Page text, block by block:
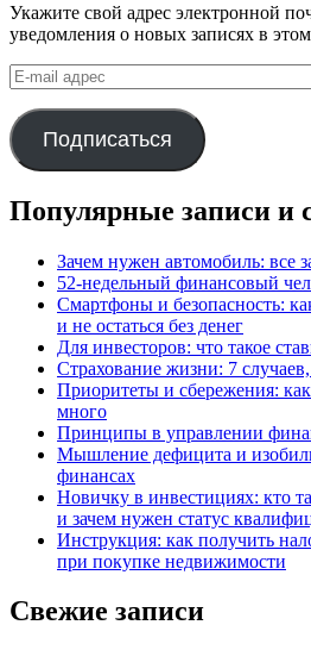
Укажите свой адрес электронной
уведомления о новых записях в
E-
mail
адрес
Подписаться
Популярные записи и
Зачем нужен автомобиль: все
52-недельный финансовый
Смартфоны и безопасность:
и не остаться без денег
Для инвесторов: что такое
Страхование жизни: 7
Приоритеты и сбережения: как
много
Принципы в управлении
Мышление дефицита и
финансах
Новичку в инвестициях: кто
и зачем нужен статус
Инструкция: как получить
при покупке недвижимости
Свежие записи